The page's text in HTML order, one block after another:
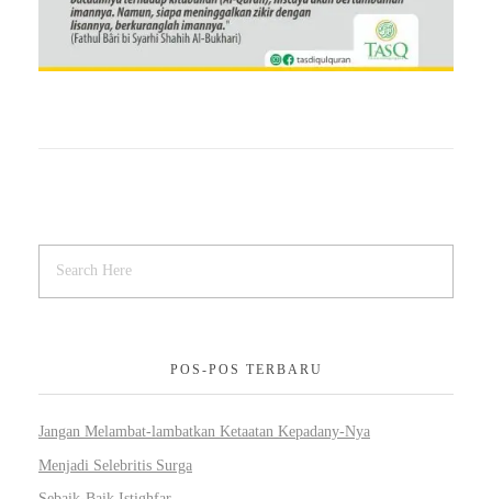
POS-POS TERBARU
Jangan Melambat-lambatkan Ketaatan Kepadany-Nya
Menjadi Selebritis Surga